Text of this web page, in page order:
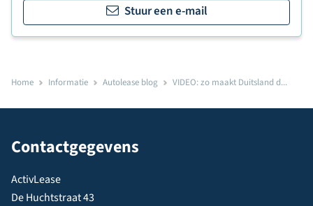
Stuur een e-mail
Home Informatie Autolease blog VIDEO: zo maakt Duitsland d...
Contactgegevens
ActivLease
De Huchtstraat 43